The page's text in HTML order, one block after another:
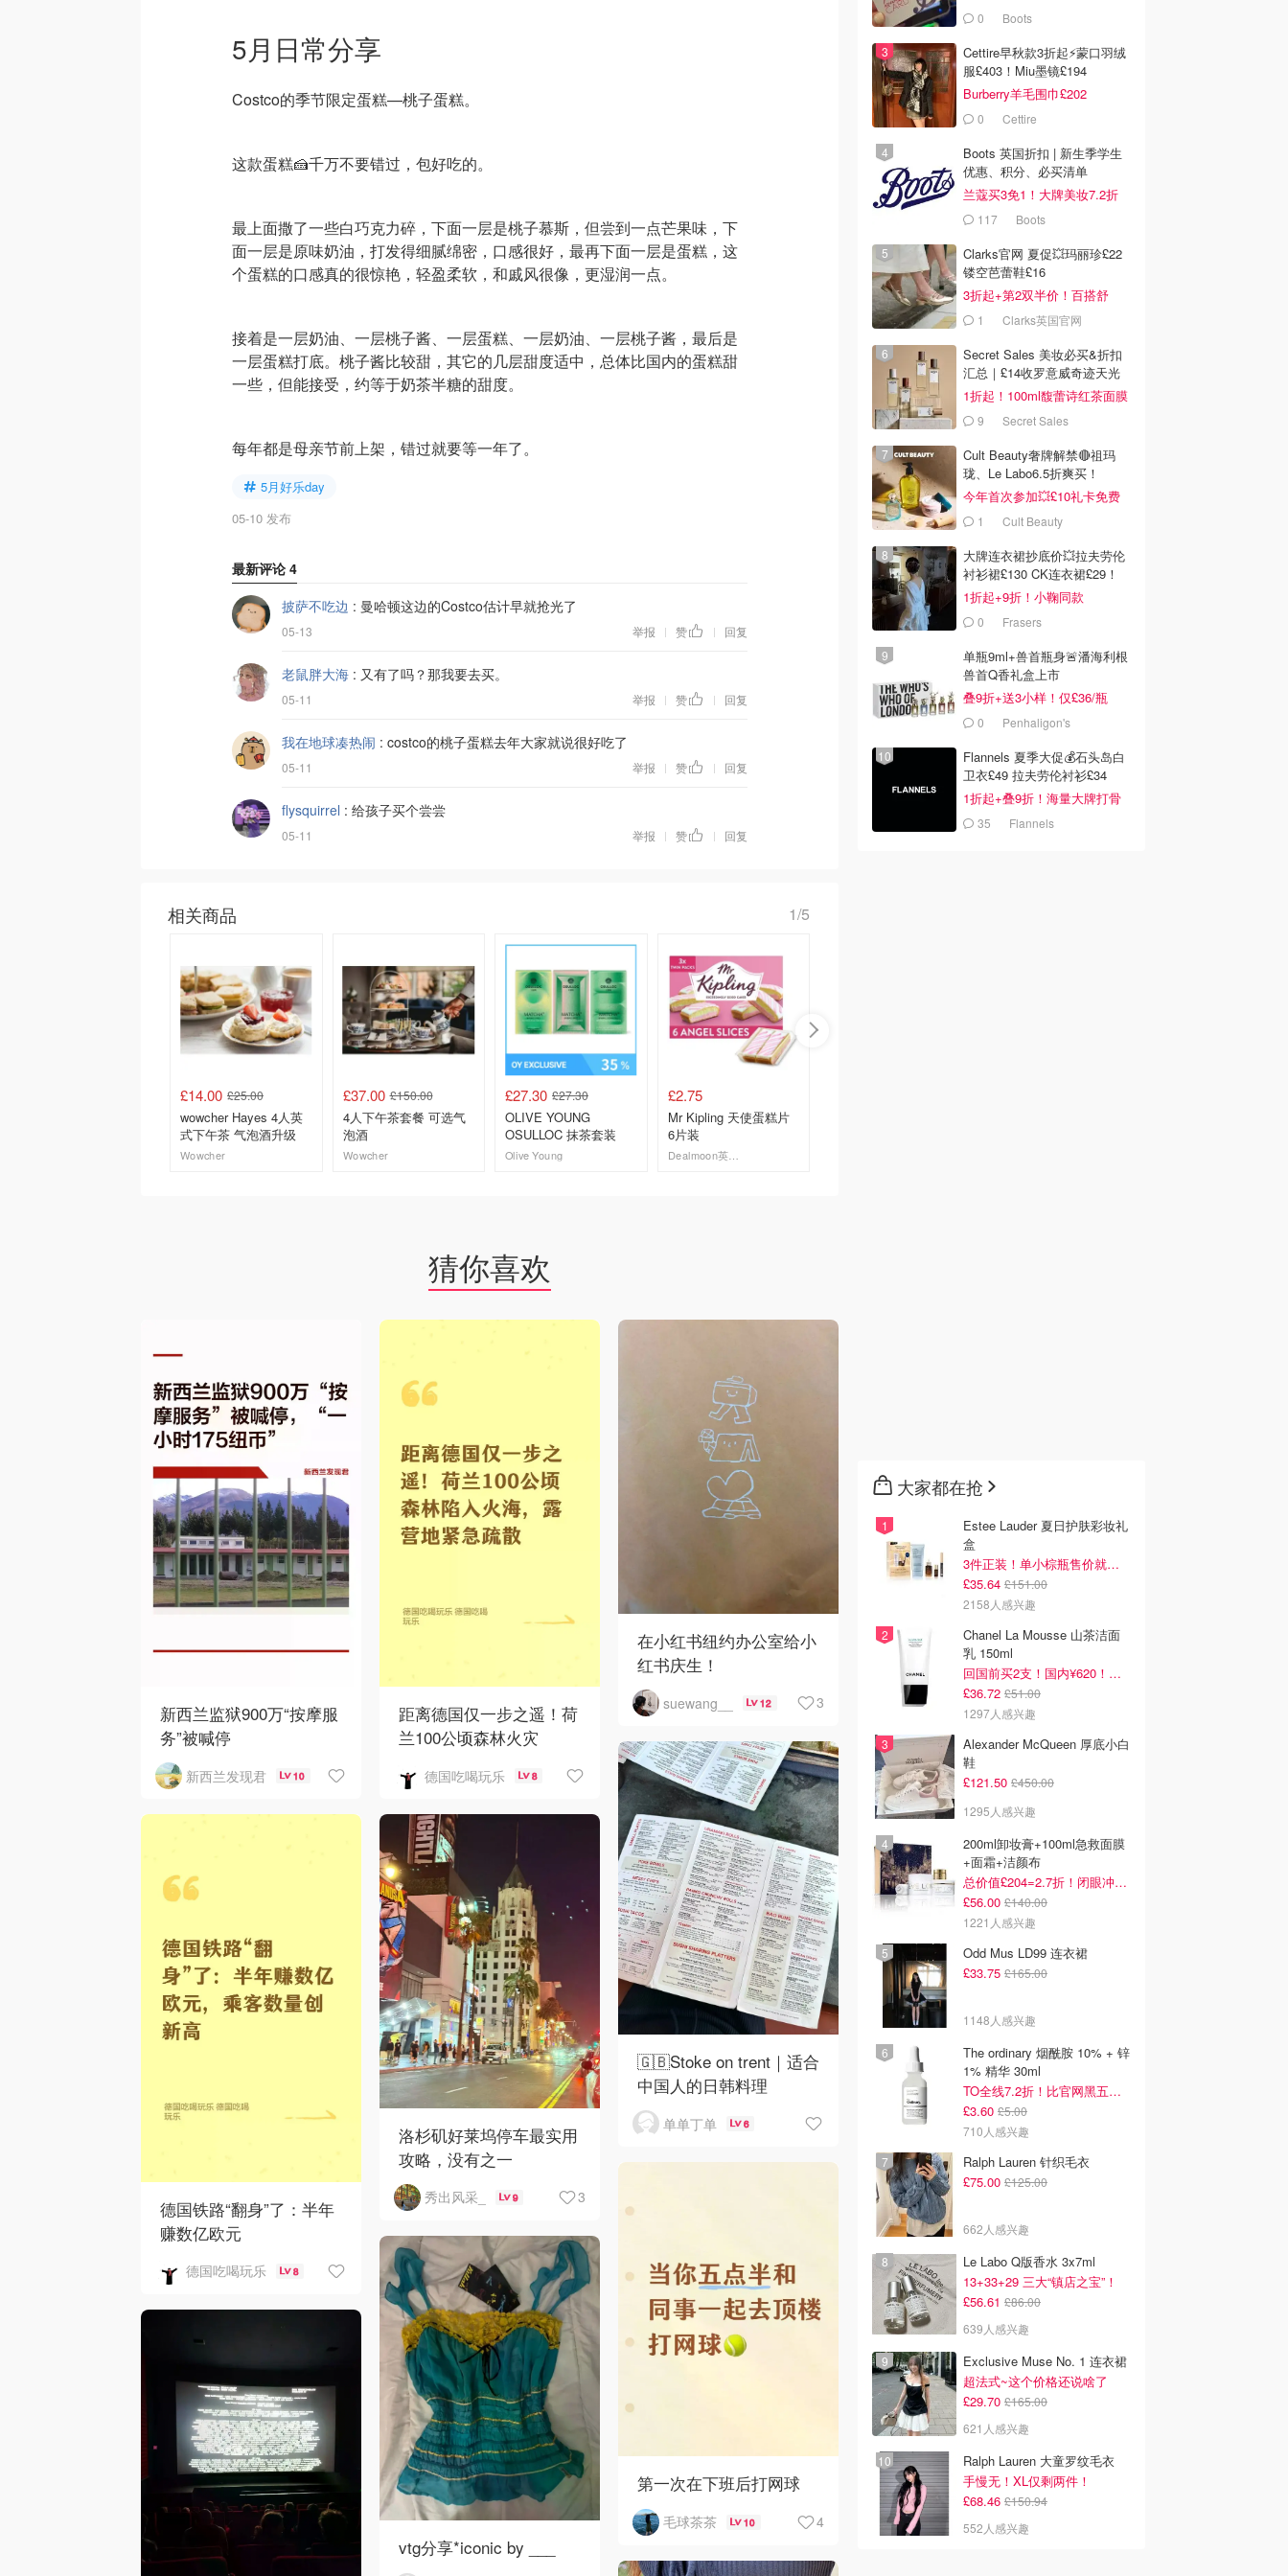
5月日常分享
Costco的季节限定蛋糕—桃子蛋糕。
这款蛋糕🍰千万不要错过，包好吃的。
最上面撒了一些白巧克力碎，下面一层是桃子慕斯，但尝到一点芒果味，下
面一层是原味奶油，打发得细腻绵密，口感很好，最再下面一层是蛋糕，这
个蛋糕的口感真的很惊艳，轻盈柔软，和戚风很像，更湿润一点。
接着是一层奶油、一层桃子酱、一层蛋糕、一层奶油、一层桃子酱，最后是
一层蛋糕打底。桃子酱比较甜，其它的几层甜度适中，总体比国内的蛋糕甜
一些，但能接受，约等于奶茶半糖的甜度。
每年都是母亲节前上架，错过就要等一年了。
5月好乐day
05-10 发布
最新评论 4
披萨不吃边 : 曼哈顿这边的Costco估计早就抢光了
05-13 举报 | 赞 | 回复
老鼠胖大海 : 又有了吗？那我要去买。
05-11 举报 | 赞 | 回复
我在地球凑热闹 : costco的桃子蛋糕去年大家就说很好吃了
05-11 举报 | 赞 | 回复
flysquirrel : 给孩子买个尝尝
05-11 举报 | 赞 | 回复
相关商品 1/5
£14.00 £25.00
wowcher Hayes 4人英
式下午茶 气泡酒升级
Wowcher
£37.00 £150.00
4人下午茶套餐 可选气
泡酒
Wowcher
£27.30 £27.30
OLIVE YOUNG
OSULLOC 抹茶套装
Olive Young
£2.75
Mr Kipling 天使蛋糕片
6片装
Dealmoon英国省钱快报
猜你喜欢
新西兰监狱900万“按摩服
务”被喊停
新西兰发现君 10
距离德国仅一步之遥！荷
兰100公顷森林火灾
德国吃喝玩乐 8
在小红书纽约办公室给小
红书庆生！
suewang__ 12 3
🇬🇧Stoke on trent｜适合
中国人的日韩料理
单单丁单 6
德国铁路“翻身”了：半年
赚数亿欧元
德国吃喝玩乐 8
洛杉矶好莱坞停车最实用
攻略，没有之一
秀出风采_ 9 3
第一次在下班后打网球
毛球茶茶 10 4
vtg分享*iconic by ___
0 Boots
Cettire早秋款3折起⚡️蒙口羽绒
服£403！Miu墨镜£194
Burberry羊毛围巾£202
0 Cettire
Boots 英国折扣 | 新生季学生
优惠、积分、必买清单
兰蔻买3免1！大牌美妆7.2折
117 Boots
Clarks官网 夏促💥玛丽珍£22
镂空芭蕾鞋£16
3折起+第2双半价！百搭舒
服！1 Clarks英国官网
Secret Sales 美妆必买&折扣
汇总｜£14收罗意威奇迹天光
1折起！100ml馥蕾诗红茶面膜
£409 Secret Sales
Cult Beauty奢牌解禁🔴祖玛
珑、Le Labo6.5折爽买！
今年首次参加💥£10礼卡免费
拿 1 Cult Beauty
大牌连衣裙抄底价💥拉夫劳伦
衬衫裙£130 CK连衣裙£29！
1折起+9折！小鞠同款
Ganni£88
0 Frasers
单瓶9ml+兽首瓶身🚨潘海利根
兽首Q香礼盒上市
叠9折+送3小样！仅£36/瓶
0 Penhaligon's
Flannels 夏季大促💰石头岛白
卫衣£49 拉夫劳伦衬衫£34
1折起+叠9折！海量大牌打骨
折！
35 Flannels
大家都在抢
Estee Lauder 夏日护肤彩妆礼
盒
3件正装！单小棕瓶售价就要£65！
£35.64 £151.00
2158人感兴趣
Chanel La Mousse 山茶洁面
乳 150ml
回国前买2支！国内¥620！立省近一半！
£36.72 £51.00
1297人感兴趣
Alexander McQueen 厚底小白
鞋
£121.50 £450.00
1295人感兴趣
200ml卸妆膏+100ml急救面膜
+面霜+洁颜布
总价值£204=2.7折！闭眼冲这套！
£56.00 £140.00
1221人感兴趣
Odd Mus LD99 连衣裙
£33.75 £165.00
1148人感兴趣
The ordinary 烟酰胺 10% + 锌
1% 精华 30ml
TO全线7.2折！比官网黑五低！
£3.60 £5.00
710人感兴趣
Ralph Lauren 针织毛衣
£75.00 £125.00
662人感兴趣
Le Labo Q版香水 3x7ml
13+33+29 三大“镇店之宝”！
£56.61 £86.00
639人感兴趣
Exclusive Muse No. 1 连衣裙
超法式~这个价格还说啥了
£29.70 £165.00
621人感兴趣
Ralph Lauren 大童罗纹毛衣
手慢无！XL仅剩两件！
£68.46 £150.94
552人感兴趣